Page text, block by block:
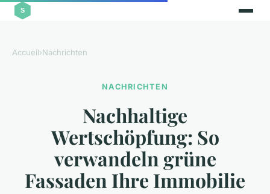
Accueil›Nachrichten
NACHRICHTEN
Nachhaltige
Wertschöpfung: So
verwandeln grüne
Fassaden Ihre Immobilie